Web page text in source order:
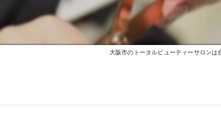
大阪市のトータルビューティーサロンは